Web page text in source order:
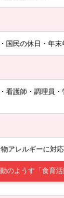
国民の休日・年末
看護師・調理員
アレルギーに対
のようす「食育活